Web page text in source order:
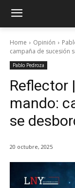
Home Opinión
campaña de sucesión
Pablo Pedroza
Reflector
mando:
se
20 octubre, 2025